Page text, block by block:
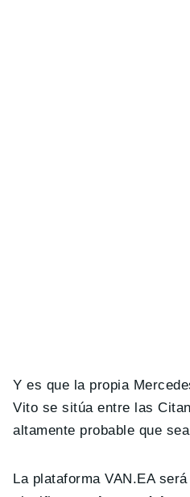
Y es que la propia
Vito se sitúa entre las
altamente probable que
La plataforma VAN.EA